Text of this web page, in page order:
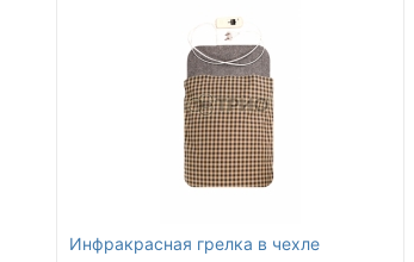
Инфракрасная грелка в чехле